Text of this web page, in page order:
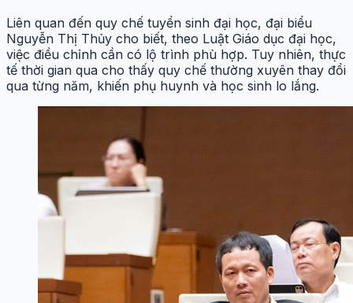
Liên quan đến quy chế tuyển sinh đại học, đại biểu
Nguyễn Thị Thủy cho biết, theo Luật Giáo dục đại học,
việc điều chỉnh cần có lộ trình phù hợp. Tuy nhiên, thực
tế thời gian qua cho thấy quy chế thường xuyên thay đổi
qua từng năm, khiến phụ huynh và học sinh lo lắng.